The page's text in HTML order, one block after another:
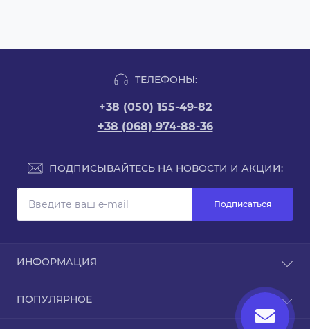
ТЕЛЕФОНЫ:
+38 (050) 155-49-82
+38 (068) 974-88-36
ПОДПИСЫВАЙТЕСЬ НА НОВОСТИ И АКЦИИ:
Подписаться
ИНФОРМАЦИЯ
Про магазин
ПОПУЛЯРНОЕ